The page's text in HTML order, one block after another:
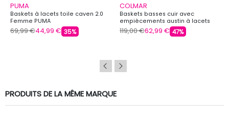
PUMA
Baskets à lacets toile caven 2.0
Femme PUMA
69,99 €44,99 € 35%
COLMAR
Baskets basses cuir avec
empiècements austin à lacets
Femme COLMAR
119,00 €62,99 € 47%
PRODUITS DE LA MÊME MARQUE